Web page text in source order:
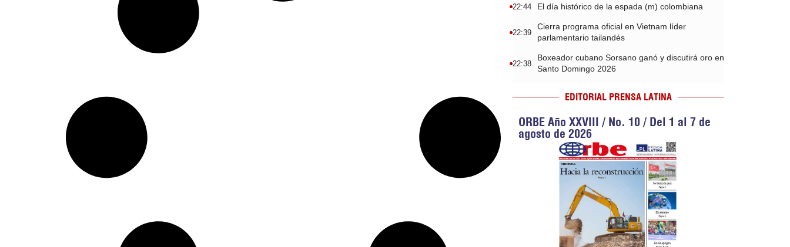
22:44 El día histórico de la espada (m) colombiana
22:39
Cierra programa oficial en Vietnam líder
parlamentario tailandés
22:38
Boxeador cubano Sorsano ganó y discutirá oro en
Santo Domingo 2026
EDITORIAL PRENSA LATINA
ORBE Año XXVIII / No. 10 / Del 1 al 7 de
agosto de 2026